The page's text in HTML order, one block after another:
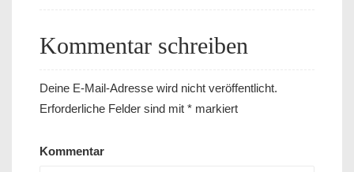
Kommentar schreiben
Deine E-Mail-Adresse wird nicht veröffentlicht.
Erforderliche Felder sind mit * markiert
Kommentar